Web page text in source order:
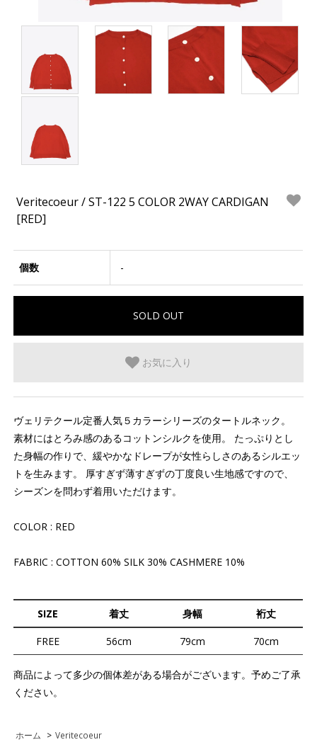
Veritecoeur / ST-122 5 COLOR 2WAY CARDIGAN
[RED]
個数 -
お気に入り
ヴェリテクール定番人気５カラーシリーズのタートルネック。
素材にはとろみ感のあるコットンシルクを使用。 たっぷりとし
た身幅の作りで、緩やかなドレープが女性らしさのあるシルエッ
トを生みます。 厚すぎず薄すぎずの丁度良い生地感ですので、
シーズンを問わず着用いただけます。
COLOR : RED
FABRIC : COTTON 60% SILK 30% CASHMERE 10%
SIZE 着丈 身幅 裄丈
FREE 56cm 79cm 70cm
商品によって多少の個体差がある場合がございます。予めご了承
ください。
ホーム > Veritecoeur